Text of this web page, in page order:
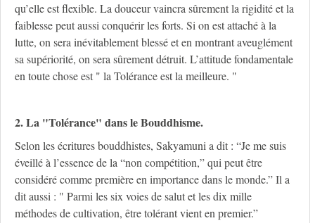
qu’elle est flexible. La douceur vaincra sûrement la rigidité et la
faiblesse peut aussi conquérir les forts. Si on est attaché à la
lutte, on sera inévitablement blessé et en montrant aveuglément
sa supériorité, on sera sûrement détruit. L’attitude fondamentale
en toute chose est " la Tolérance est la meilleure. "
2. La "Tolérance" dans le Bouddhisme.
Selon les écritures bouddhistes, Sakyamuni a dit : “Je me suis
éveillé à l’essence de la “non compétition,” qui peut être
considéré comme première en importance dans le monde.” Il a
dit aussi : " Parmi les six voies de salut et les dix mille
méthodes de cultivation, être tolérant vient en premier.”